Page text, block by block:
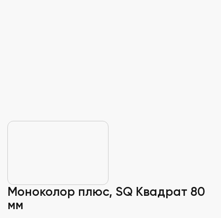
Моноколор плюс, SQ Квадрат 80
мм